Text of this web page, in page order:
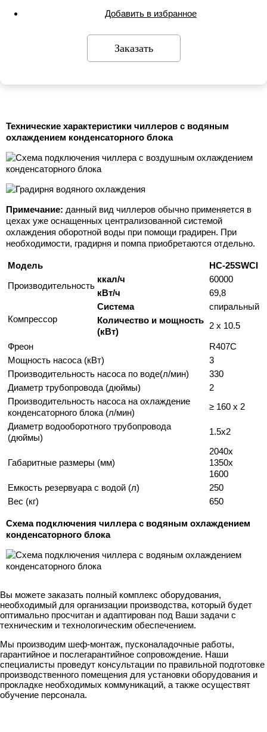
Добавить в избранное
Заказать
Технические характеристики чиллеров с водяным
охлаждением конденсаторного блока
Примечание: данный вид чиллеров обычно применяется в
цехах уже оснащенных централизованной системой
охлаждения оборотной воды при помощи градирен. При
необходимости, градирня и помпа приобретаются отдельно.
Модель
HC-25SWCI
Производительность
ккал/ч
60000
кВт/ч
69,8
Компрессор
Система
спиральный
Количество и мощность
(кВт)
2 x 10.5
Фреон
R407C
Мощность насоса (кВт)
3
Производительность насоса по воде(л/мин)
330
Диаметр трубопровода (дюймы)
2
Производительность насоса на охлаждение
конденсаторного блока (л/мин)
≥ 160 x 2
Диаметр водооборотного трубопровода
(дюймы)
1.5x2
Габаритные размеры (мм)
2040x
1350x
1600
Емкость резервуара с водой (л)
250
Вес (кг)
650
Схема подключения чиллера с водяным охлаждением
конденсаторного блока
Вы можете заказать полный комплекс оборудования,
необходимый для организации производства, который будет
оптимально просчитан и адаптирован под Ваши задачи с
техническим и технологическим обеспечением.
Мы производим шеф-монтаж, пусконаладочные работы,
гарантийное и послегарантийное сопровождение. Наши
специалисты проведут консультации по правильной подготовке
производственного помещения для установки оборудования и
прокладке необходимых коммуникаций, а также осуществят
обучение персонала.